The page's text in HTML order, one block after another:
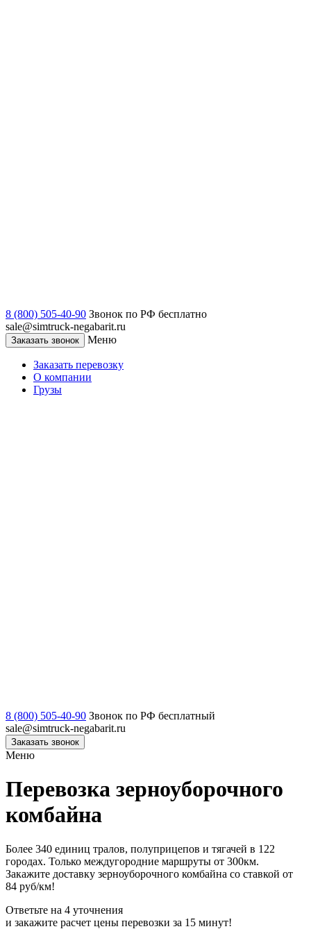
8 (800) 505-40-90 Звонок по РФ бесплатно
sale@simtruck-negabarit.ru
Заказать звонок Меню
Заказать перевозку
О компании
Грузы
8 (800) 505-40-90 Звонок по РФ бесплатный
sale@simtruck-negabarit.ru
Заказать звонок
Меню
Перевозка зерноуборочного
комбайна
Более 340 единиц тралов, полуприцепов и тягачей в 122
городах. Только междугородние маршруты от 300км.
Закажите доставку зерноуборочного комбайна со ставкой от
84 руб/км!
Ответьте на 4 уточнения
и закажите расчет цены перевозки за 15 минут!